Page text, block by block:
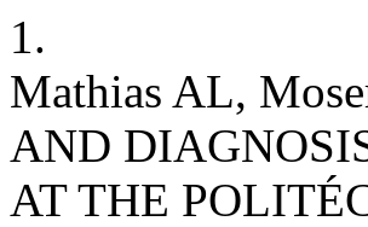
1.
Mathias AL,
AND
AT THE